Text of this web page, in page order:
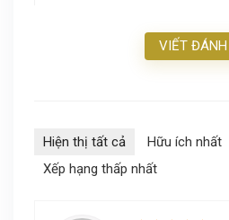
VIẾT
Hiện thị tất cả Hữu ích nhất
Xếp hạng thấp nhất